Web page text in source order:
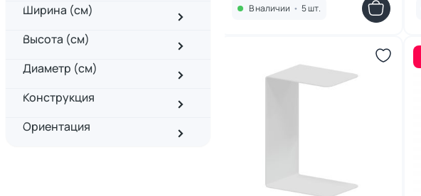
Ширина (см)
Высота (см)
Диаметр (см)
Конструкция
Ориентация
В наличии • 5 шт.